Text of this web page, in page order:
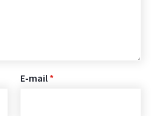
E-mail *